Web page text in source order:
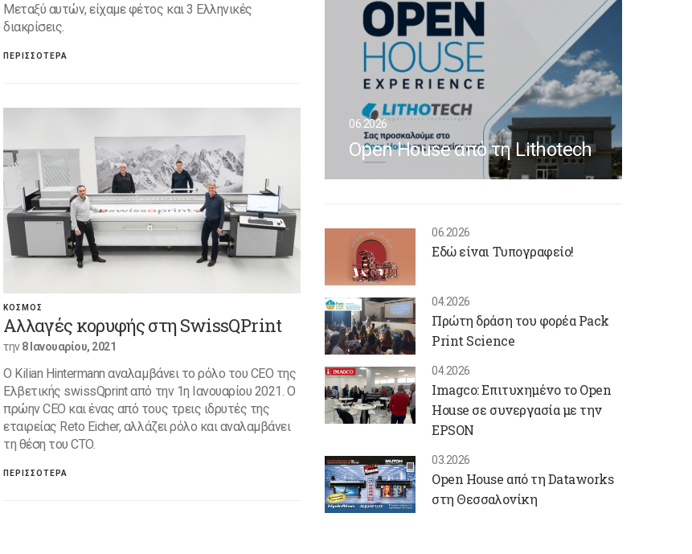
Μεταξύ αυτών, είχαμε φέτος και 3 Ελληνικές
διακρίσεις.
ΠΕΡΙΣΣΟΤΕΡΑ
ΚΟΣΜΟΣ
Αλλαγές κορυφής στη SwissQPrint
την8 Ιανουαρίου, 2021
Ο Kilian Hintermann αναλαμβάνει το ρόλο του CEO της
Ελβετικής swissQprint από την 1η Ιανουαρίου 2021. Ο
πρώην CEO και ένας από τους τρεις ιδρυτές της
εταιρείας Reto Eicher, αλλάζει ρόλο και αναλαμβάνει
τη θέση του CTO.
ΠΕΡΙΣΣΟΤΕΡΑ
06.2026
Open House από τη Lithotech
06.2026
Εδώ είναι Τυπογραφείο!
04.2026
Πρώτη δράση του φορέα Pack
Print Science
04.2026
Imagco: Επιτυχημένο το Open
House σε συνεργασία με την
EPSON
03.2026
Open House από τη Dataworks
στη Θεσσαλονίκη